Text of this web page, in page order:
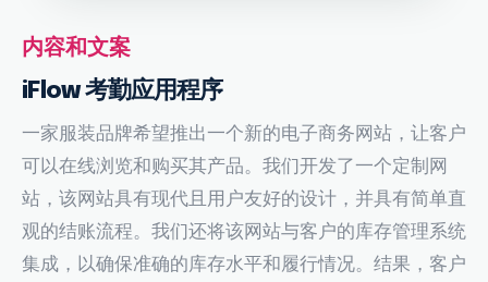
内容和文案
iFlow 考勤应用程序
一家服装品牌希望推出一个新的电子商务网站，让客户
可以在线浏览和购买其产品。我们开发了一个定制网
站，该网站具有现代且用户友好的设计，并具有简单直
观的结账流程。我们还将该网站与客户的库存管理系统
集成，以确保准确的库存水平和履行情况。结果，客户